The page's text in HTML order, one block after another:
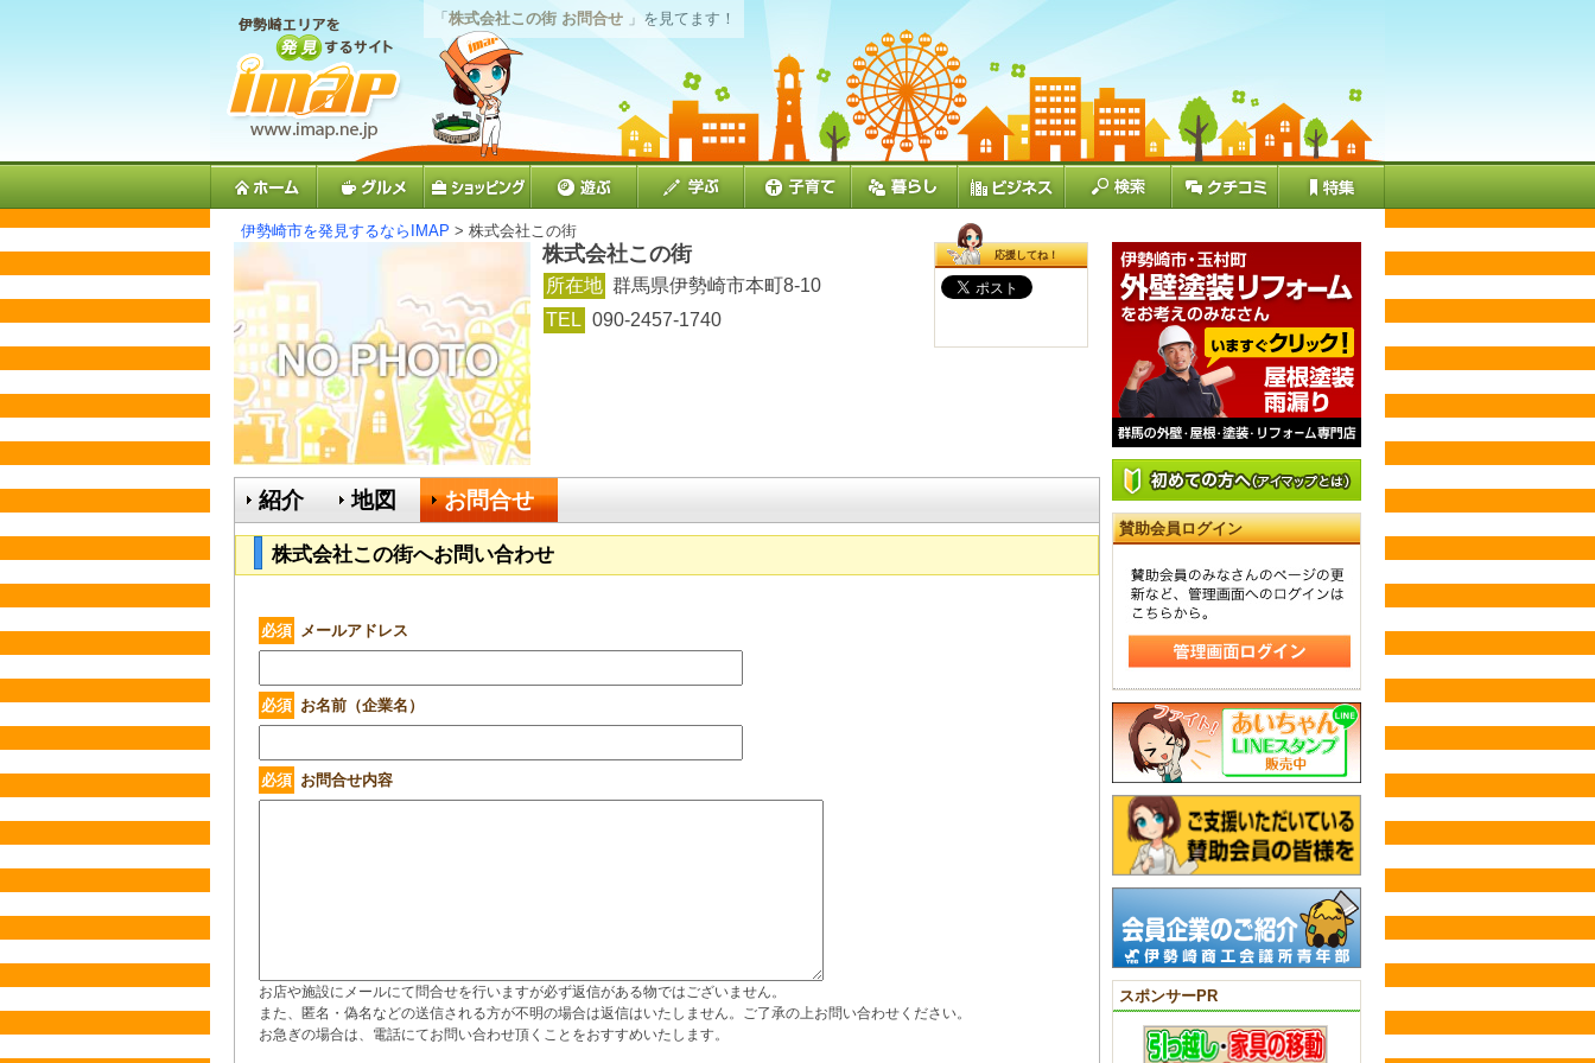
「株式会社この街 お問合せ 」を見てます！
伊勢崎市を発見するならIMAP > 株式会社この街
株式会社この街
所在地 群馬県伊勢崎市本町8-10
TEL 090-2457-1740
応援してね！
紹介 地図 お問合せ
株式会社この街へお問い合わせ
必須 メールアドレス
必須 お名前（企業名）
必須 お問合せ内容
お店や施設にメールにて問合せを行いますが必ず返信がある物ではございません。
また、匿名・偽名などの送信される方が不明の場合は返信はいたしません。ご了承の上お問い合わせください。
お急ぎの場合は、電話にてお問い合わせ頂くことをおすすめいたします。
賛助会員ログイン
スポンサーPR